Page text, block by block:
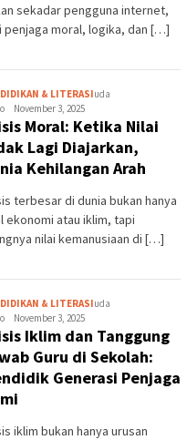
sekadar pengguna internet,
penjaga moral, logika, dan […]
& LITERASIuda
November 3, 2025
Moral: Ketika Nilai
Lagi Diajarkan,
Kehilangan Arah
terbesar di dunia bukan hanya
ekonomi atau iklim, tapi
nilai kemanusiaan di […]
& LITERASIuda
November 3, 2025
Iklim dan Tanggung
Guru di Sekolah:
Generasi Penjaga
iklim bukan hanya urusan